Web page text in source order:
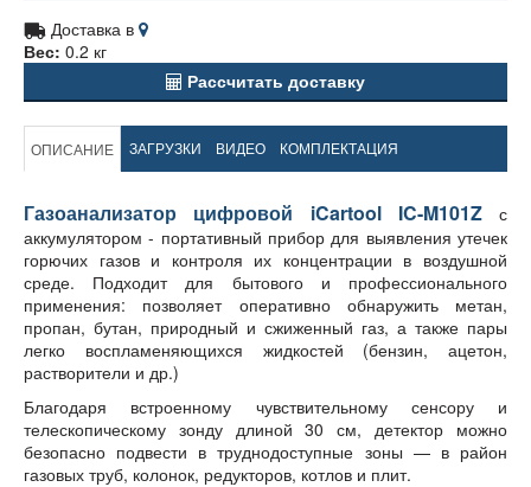
Доставка в
Вес: 0.2 кг
Рассчитать доставку
ОПИСАНИЕ ЗАГРУЗКИ ВИДЕО КОМПЛЕКТАЦИЯ
Газоанализатор цифровой iCartool IC-M101Zс
аккумулятором - портативный прибор для выявления утечек
горючих газов и контроля их концентрации в воздушной
среде. Подходит для бытового и профессионального
применения: позволяет оперативно обнаружить метан,
пропан, бутан, природный и сжиженный газ, а также пары
легко воспламеняющихся жидкостей (бензин, ацетон,
растворители и др.)
Благодаря встроенному чувствительному сенсору и
телескопическому зонду длиной 30 см, детектор можно
безопасно подвести в труднодоступные зоны — в район
газовых труб, колонок, редукторов, котлов и плит.